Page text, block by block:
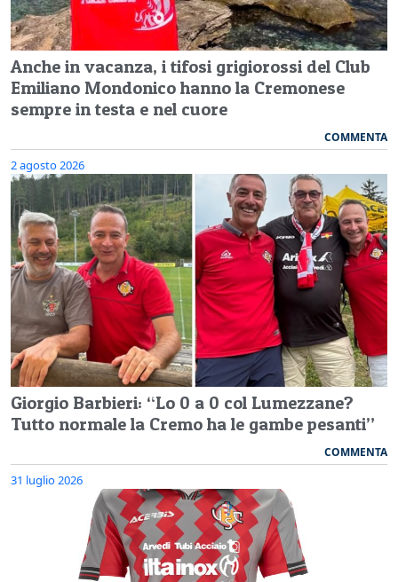
Anche in vacanza, i tifosi grigiorossi del Club
Emiliano Mondonico hanno la Cremonese
sempre in testa e nel cuore
COMMENTA
2 agosto 2026
Giorgio Barbieri: “Lo 0 a 0 col Lumezzane?
Tutto normale la Cremo ha le gambe pesanti”
COMMENTA
31 luglio 2026